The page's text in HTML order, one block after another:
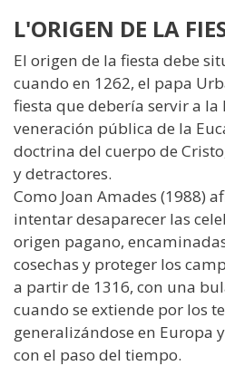
L'ORIGEN DE LA
El origen de la fiesta debe
cuando en 1262, el papa
fiesta que debería servir a la
veneración pública de la
doctrina del cuerpo de
y detractores.
Como Joan Amades (1988)
intentar desaparecer las
origen pagano,
cosechas y proteger los
a partir de 1316, con una
cuando se extiende por los
generalizándose en Europa
con el paso del tiempo.